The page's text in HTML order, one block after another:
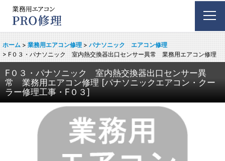
ホーム > 業務用エアコン修理 > パナソニック エアコン修理
> F０３・パナソニック 室内熱交換器出口センサー異常 業務用エアコン修理
F０３・パナソニック 室内熱交換器出口センサー異
常 業務用エアコン修理 [パナソニックエアコン・クー
ラー修理工事・F０３]